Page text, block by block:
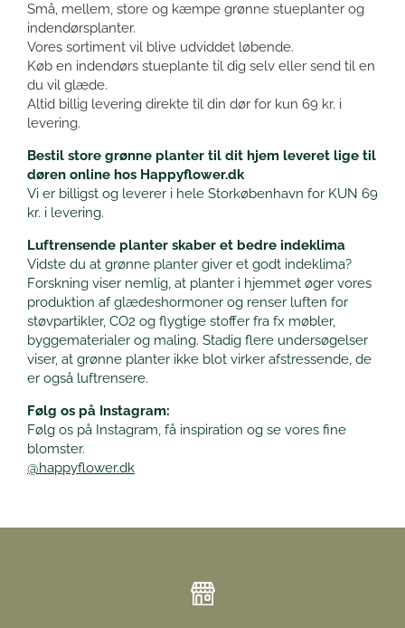
Små, mellem, store og kæmpe grønne stueplanter og
indendørsplanter.
Vores sortiment vil blive udviddet løbende.
Køb en indendørs stueplante til dig selv eller send til en
du vil glæde.
Altid billig levering direkte til din dør for kun 69 kr. i
levering.
Bestil store grønne planter til dit hjem leveret lige til
døren online hos Happyflower.dk
Vi er billigst og leverer i hele Storkøbenhavn for KUN 69
kr. i levering.
Luftrensende planter skaber et bedre indeklima
Vidste du at grønne planter giver et godt indeklima?
Forskning viser nemlig, at planter i hjemmet øger vores
produktion af glædeshormoner og renser luften for
støvpartikler, CO2 og flygtige stoffer fra fx møbler,
byggematerialer og maling. Stadig flere undersøgelser
viser, at grønne planter ikke blot virker afstressende, de
er også luftrensere.
Følg os på Instagram:
Følg os på Instagram, få inspiration og se vores fine
blomster.
@happyflower.dk